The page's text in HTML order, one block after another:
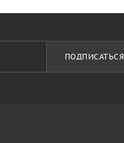
ПОДПИСАТЬСЯ